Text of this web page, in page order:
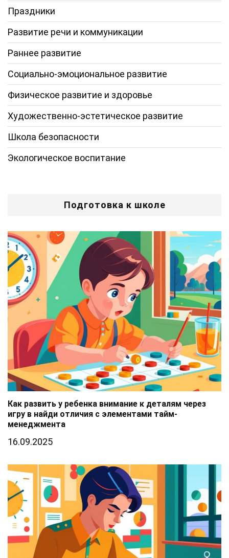
Праздники
Развитие речи и коммуникации
Раннее развитие
Социально-эмоциональное развитие
Физическое развитие и здоровье
Художественно-эстетическое развитие
Школа безопасности
Экологическое воспитание
Подготовка к школе
Как развить у ребенка внимание к деталям через
игру в найди отличия с элементами тайм-
менеджмента
16.09.2025